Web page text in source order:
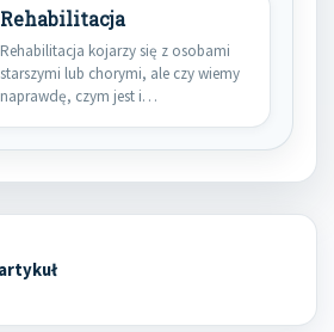
Rehabilitacja
Rehabilitacja kojarzy się z osobami
starszymi lub chorymi, ale czy wiemy
naprawdę, czym jest i…